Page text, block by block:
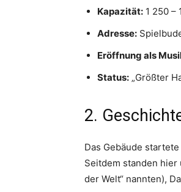
Kapazität: 1 250 –
Adresse:
Eröffnung als
Status: „Größter
2.
Das Gebäude
Seitdem standen hier
der Welt“ nannten),